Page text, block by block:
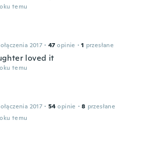
temu
2017 · 47 opinie · 1 przesłane
loved it
temu
2017 · 54 opinie · 8 przesłane
temu